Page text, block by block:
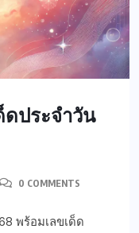
ดประจำวัน
0 COMMENTS
พร้อมเลขเด็ด